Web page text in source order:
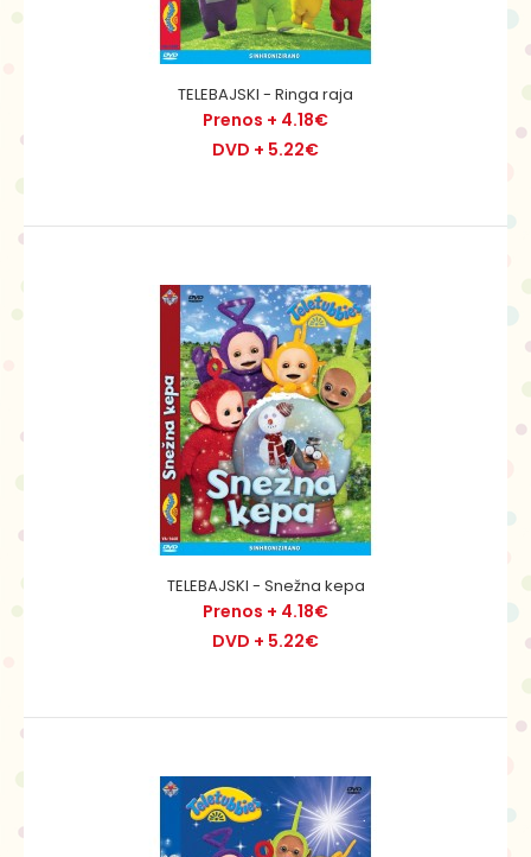
TELEBAJSKI - Ringa raja
Prenos + 4.18€
DVD + 5.22€
Preko hribov in dolin, v deželi, kjer je vse mogoče, živijo
vijolični Tinki Binki, zeleni Dipsi, ru..
TELEBAJSKI - Ringa raja
Prenos + 4.18€
DVD + 5.22€
TELEBAJSKI - Snežna kepa
Prenos + 4.18€
DVD + 5.22€